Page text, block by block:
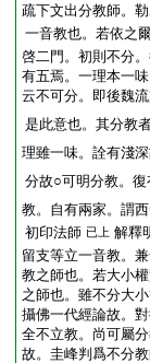
疏下文出分教師。
一音教也。若依之
啓二門。初則不分
有五焉。一理本一
云不可分。即後魏
是此意也。其分教
理雖一味。詮有淺
分故○可明分教。復
教。自有兩家。謂
初印法師 已上 解釋
留支等立一音教。
教之師也。若大小
之師也。雖不分大
攝佛一代經論故。
全不立教。尚可屬
故。圭峰判爲不分